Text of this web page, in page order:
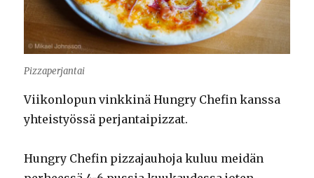
Pizzaperjantai
Viikonlopun vinkkinä Hungry Chefin kanssa
yhteistyössä perjantaipizzat.
Hungry Chefin pizzajauhoja kuluu meidän